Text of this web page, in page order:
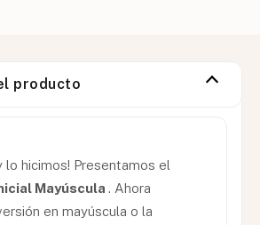
producto
lo hicimos! Presentamos el
Mayúscula . Ahora
en mayúscula o la